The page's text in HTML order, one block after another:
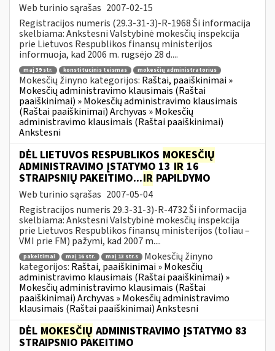
Web turinio sąrašas 2007-02-15
Registracijos numeris (29.3-31-3)-R-1968 Ši informacija
skelbiama: Ankstesni Valstybinė mokesčių inspekcija
prie Lietuvos Respublikos finansų ministerijos
informuoja, kad 2006 m. rugsėjo 28 d....
maį 39 str. konstitucinis teismas mokesčių administratorius
Mokesčių žinyno kategorijos: Raštai, paaiškinimai »
Mokesčių administravimo klausimais (Raštai
paaiškinimai) » Mokesčių administravimo klausimais
(Raštai paaiškinimai) Archyvas » Mokesčių
administravimo klausimais (Raštai paaiškinimai)
Ankstesni
DĖL LIETUVOS RESPUBLIKOS MOKESČIŲ
ADMINISTRAVIMO ĮSTATYMO 13IR16
STRAIPSNIŲ PAKEITIMO...IR PAPILDYMO
Web turinio sąrašas 2007-05-04
Registracijos numeris 29.3-31-3)-R-4732 Ši informacija
skelbiama: Ankstesni Valstybinė mokesčių inspekcija
prie Lietuvos Respublikos finansų ministerijos (toliau –
VMI prie FM) pažymi, kad 2007 m....
pakeitimai maį 16 str. maį 13 str.s
Mokesčių žinyno
kategorijos: Raštai, paaiškinimai » Mokesčių
administravimo klausimais (Raštai paaiškinimai) »
Mokesčių administravimo klausimais (Raštai
paaiškinimai) Archyvas » Mokesčių administravimo
klausimais (Raštai paaiškinimai) Ankstesni
DĖL MOKESČIŲ ADMINISTRAVIMO ĮSTATYMO 83
STRAIPSNIO PAKEITIMO